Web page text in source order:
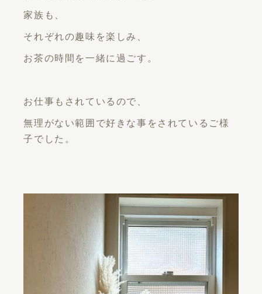
家族も、
それぞれの趣味を楽しみ、
お茶の時間を一緒に過ごす。
お仕事もされているので、
無理がない範囲で好きな事をされているご様
子でした。